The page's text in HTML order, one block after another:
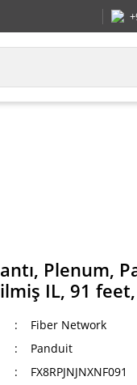
Plenum,
IL, 91 feet,
Fiber Network
Panduit
FX8RPJNJNXNF091